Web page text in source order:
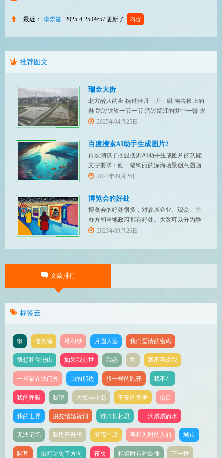
最近： 李崇笙 2025-4-25 09:57 更新了 内容
推荐图文
瑞金大街
北方醉人的夜 抚过牡丹一开一谢 南去换上的
鞋 跳过铁轨一节一节 淌过绵江的梦中一瞥 火
红招展的瑞金大街
2025年04月25日
百度搜索AI助手生成图片2
再次测试了摆渡搜索AI助手生成图片的功能
文字要求：画一幅绚丽的深海场景创意图画
文字要求：画一幅绚丽的森林场景创意图画
2023年09月26日
博览会的好处
博览会的好处很多，对参展企业、观众、主
办方和当地政府都有好处。大致可以分为静
态增值、动态获利和带动发展几个方面：
参展企业可以展示自己的产品和技术，让更
2023年09月26日
文章排行
标签云
饿 信天翁 塔和纱 月圆人远 我们爱情的密码
很想和你进山 如果我前世 我必 觉 我不喜欢我
一只猫在铁门外 山的那边 猫一样的跑开 我不在
我的呼吸 我望 大海与小岛 平安的夜里 街口
我的世界 朋友结婚祝词 谁吟长相思 一滴咸咸的水
无法记忆 我甩开鞋子 梦荒中原 再相见时的人们 城市
脚耳 街灯迷失了方向 夜央 相聚时有种旋律 下一世